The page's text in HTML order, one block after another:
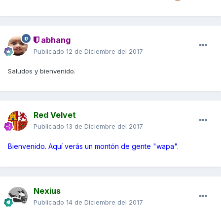
abhang
Publicado 12 de Diciembre del 2017
Saludos y bienvenido.
Red Velvet
Publicado 13 de Diciembre del 2017
Bienvenido. Aquí verás un montón de gente "wapa".
Nexius
Publicado 14 de Diciembre del 2017